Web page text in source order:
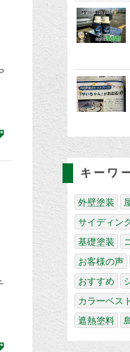
キーワ
外壁塗装
サイディン
基礎塗装
お客様の声
おすすめ
カラーベスト
遮熱塗料